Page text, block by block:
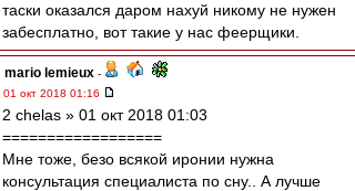
таски оказался даром нахуй никому не нужен
забесплатно, вот такие у нас феерщики.
mario lemieux -
01 окт 2018 01:16
2 chelas » 01 окт 2018 01:03
==================
Мне тоже, безо всякой иронии нужна
консультация специалиста по сну.. А лучше